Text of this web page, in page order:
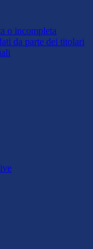
o incompleta
da parte dei titolari